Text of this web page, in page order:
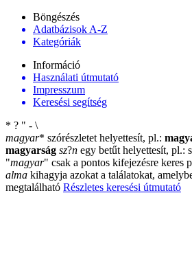
Böngészés
Adatbázisok A-Z
Kategóriák
Információ
Használati útmutató
Impresszum
Keresési segítség
* ? " - \
magyar* szórészletet helyettesít, pl.:
magyarság sz?n egy betűt helyettesít, pl.:
"magyar" csak a pontos kifejezésre keres
alma kihagyja azokat a találatokat,
megtalálható Részletes keresési útmutató